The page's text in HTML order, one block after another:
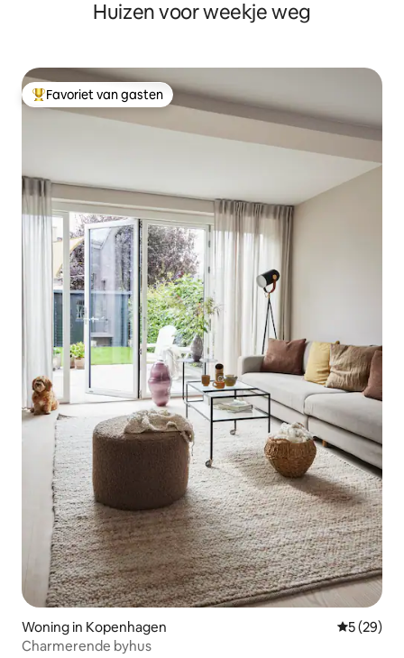
Huizen voor weekje weg
Topfavoriet van gasten
Favoriet van gasten
Woning in Kopenhagen
5 (29)
Charmerende byhus